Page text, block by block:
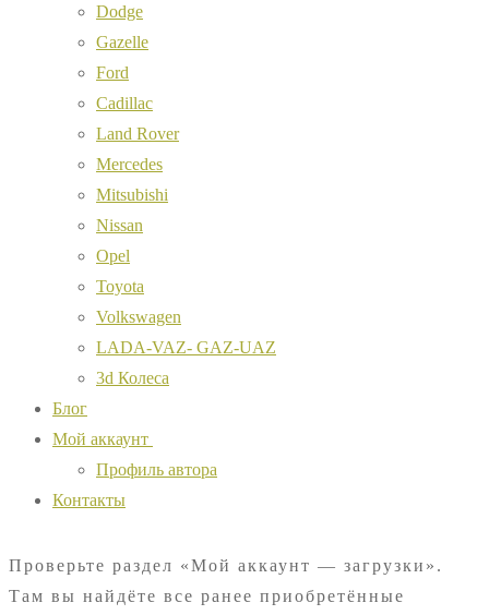
Dodge
Gazelle
Ford
Cadillac
Land Rover
Mercedes
Mitsubishi
Nissan
Opel
Toyota
Volkswagen
LADA-VAZ- GAZ-UAZ
3d Колеса
Блог
Мой аккаунт
Профиль автора
Контакты
Проверьте раздел «Мой аккаунт — загрузки».
Там вы найдёте все ранее приобретённые